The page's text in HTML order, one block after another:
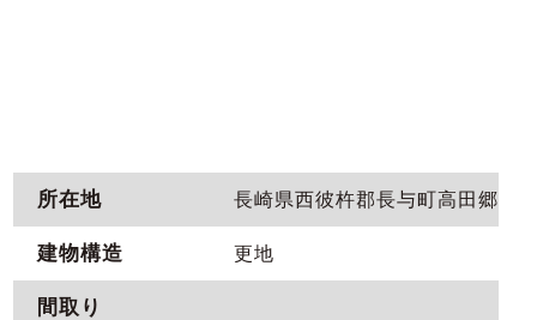
所在地 長崎県西彼杵郡長与町高田郷
建物構造 更地
間取り